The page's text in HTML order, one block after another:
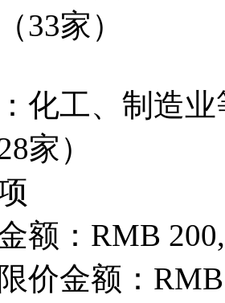
33家）
化工、制造
家）
额：RMB
价金额：RMB